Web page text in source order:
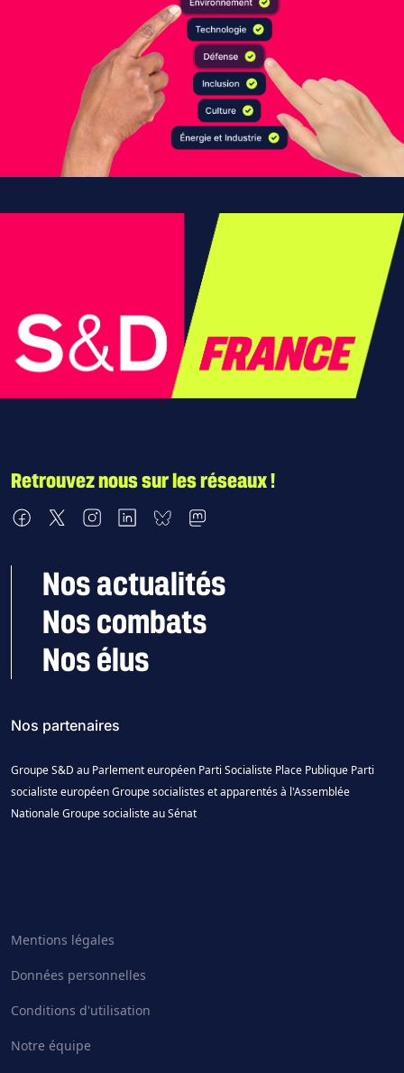
Retrouvez nous sur les réseaux !
Nous retrouver sur Facebook
Nous retrouver sur X
Nous retrouver sur Instagram
Nous retrouver sur LinkedIn
Nous retrouver sur Bluesky
Nous retrouver sur Mastodon
Nos actualités
Nos combats
Nos élus
Nos partenaires
Groupe S&D au Parlement européen Parti Socialiste Place Publique Parti
socialiste européenGroupe socialistes et apparentés à l'Assemblée
NationaleGroupe socialiste au Sénat
Mentions légales
Données personnelles
Conditions d'utilisation
Notre équipe